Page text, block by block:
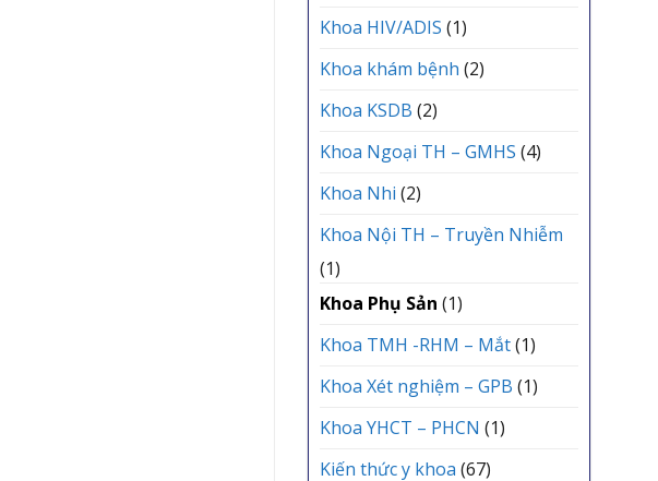
Khoa HIV/ADIS (1)
Khoa khám bệnh (2)
Khoa KSDB (2)
Khoa Ngoại TH – GMHS (4)
Khoa Nhi (2)
Khoa Nội TH – Truyền Nhiễm
(1)
Khoa Phụ Sản (1)
Khoa TMH -RHM – Mắt(1)
Khoa Xét nghiệm – GPB (1)
Khoa YHCT – PHCN (1)
Kiến thức y khoa (67)